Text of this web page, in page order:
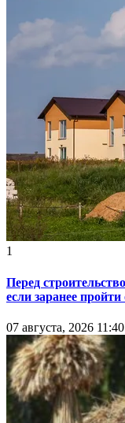
1
Перед
если заранее
07 августа, 2026 11:40